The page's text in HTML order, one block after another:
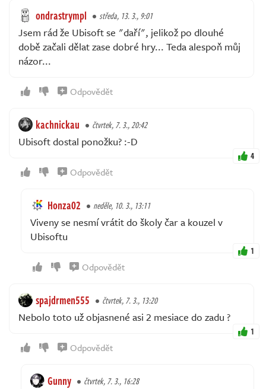
ondrastrympl středa, 13. 3., 9:01
Jsem rád že Ubisoft se "daří", jelikož po dlouhé
době začali dělat zase dobré hry... Teda alespoň můj
názor...
Odpovědět
kachnickau čtvrtek, 7. 3., 20:42
Ubisoft dostal ponožku? :-D
4
Odpovědět
Honza02 neděle, 10. 3., 13:11
Viveny se nesmí vrátit do školy čar a kouzel v
Ubisoftu
1
Odpovědět
spajdrmen555 čtvrtek, 7. 3., 13:20
Nebolo toto už objasnené asi 2 mesiace do zadu ?
1
Odpovědět
Gunny čtvrtek, 7. 3., 16:28